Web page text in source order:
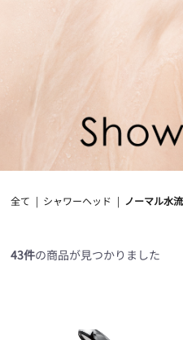
全て | シャワーヘッド | ノーマル水流
43件の商品が見つかりました